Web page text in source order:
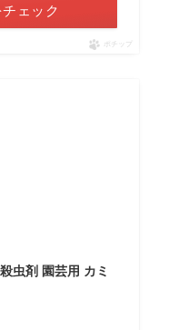
ェック
ポチップ
虫剤 園芸用 カミ